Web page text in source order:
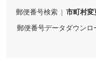
郵便番号検索 | 市町村変
郵便番号データダウンロ